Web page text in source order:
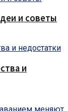
и советы
и